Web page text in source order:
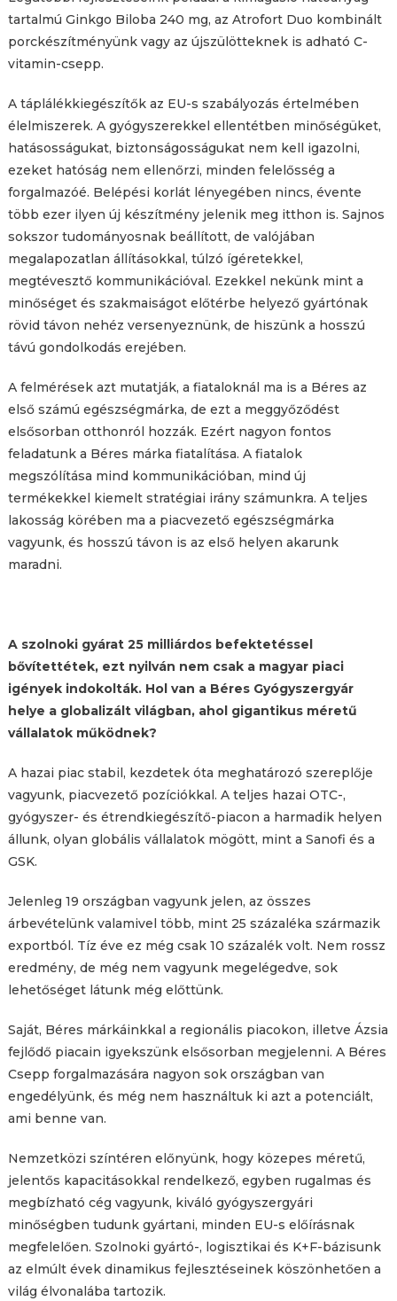
tartalmú Ginkgo Biloba 240 mg, az Atrofort Duo kombinált
porckészítményünk vagy az újszülötteknek is adható C-
vitamin-csepp.
A táplálékkiegészítők az EU-s szabályozás értelmében
élelmiszerek. A gyógyszerekkel ellentétben minőségüket,
hatásosságukat, biztonságosságukat nem kell igazolni,
ezeket hatóság nem ellenőrzi, minden felelősség a
forgalmazóé. Belépési korlát lényegében nincs, évente
több ezer ilyen új készítmény jelenik meg itthon is. Sajnos
sokszor tudományosnak beállított, de valójában
megalapozatlan állításokkal, túlzó ígéretekkel,
megtévesztő kommunikációval. Ezekkel nekünk mint a
minőséget és szakmaiságot előtérbe helyező gyártónak
rövid távon nehéz versenyeznünk, de hiszünk a hosszú
távú gondolkodás erejében.
A felmérések azt mutatják, a fiataloknál ma is a Béres az
első számú egészségmárka, de ezt a meggyőződést
elsősorban otthonról hozzák. Ezért nagyon fontos
feladatunk a Béres márka fiatalítása. A fiatalok
megszólítása mind kommunikációban, mind új
termékekkel kiemelt stratégiai irány számunkra. A teljes
lakosság körében ma a piacvezető egészségmárka
vagyunk, és hosszú távon is az első helyen akarunk
maradni.
A szolnoki gyárat 25 milliárdos befektetéssel
bővítettétek, ezt nyilván nem csak a magyar piaci
igények indokolták. Hol van a Béres Gyógyszergyár
helye a globalizált világban, ahol gigantikus méretű
vállalatok működnek?
A hazai piac stabil, kezdetek óta meghatározó szereplője
vagyunk, piacvezető pozíciókkal. A teljes hazai OTC-,
gyógyszer- és étrendkiegészítő-piacon a harmadik helyen
állunk, olyan globális vállalatok mögött, mint a Sanofi és a
GSK.
Jelenleg 19 országban vagyunk jelen, az összes
árbevételünk valamivel több, mint 25 százaléka származik
exportból. Tíz éve ez még csak 10 százalék volt. Nem rossz
eredmény, de még nem vagyunk megelégedve, sok
lehetőséget látunk még előttünk.
Saját, Béres márkáinkkal a regionális piacokon, illetve Ázsia
fejlődő piacain igyekszünk elsősorban megjelenni. A Béres
Csepp forgalmazására nagyon sok országban van
engedélyünk, és még nem használtuk ki azt a potenciált,
ami benne van.
Nemzetközi színtéren előnyünk, hogy közepes méretű,
jelentős kapacitásokkal rendelkező, egyben rugalmas és
megbízható cég vagyunk, kiváló gyógyszergyári
minőségben tudunk gyártani, minden EU-s előírásnak
megfelelően. Szolnoki gyártó-, logisztikai és K+F-bázisunk
az elmúlt évek dinamikus fejlesztéseinek köszönhetően a
világ élvonalába tartozik.